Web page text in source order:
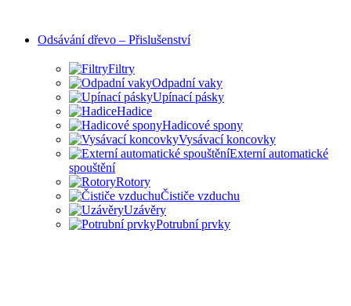
Odsávání dřevo – Přislušenství
Filtry
Odpadní vaky
Upínací pásky
Hadice
Hadicové spony
Vysávací koncovky
Externí automatické
spouštění
Rotory
Čističe vzduchu
Uzávěry
Potrubní prvky